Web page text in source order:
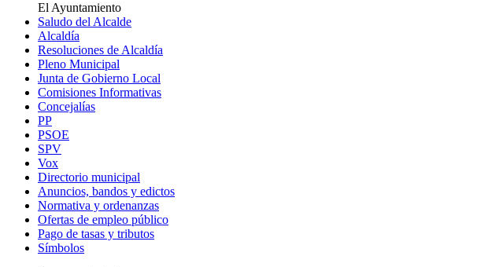
El Ayuntamiento
Saludo del Alcalde
Alcaldía
Resoluciones de Alcaldía
Pleno Municipal
Junta de Gobierno Local
Comisiones Informativas
Concejalías
PP
PSOE
SPV
Vox
Directorio municipal
Anuncios, bandos y edictos
Normativa y ordenanzas
Ofertas de empleo público
Pago de tasas y tributos
Símbolos